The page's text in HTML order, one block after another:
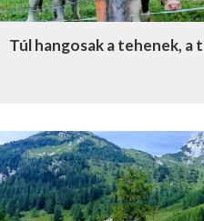
Túl hangosak a tehenek, a